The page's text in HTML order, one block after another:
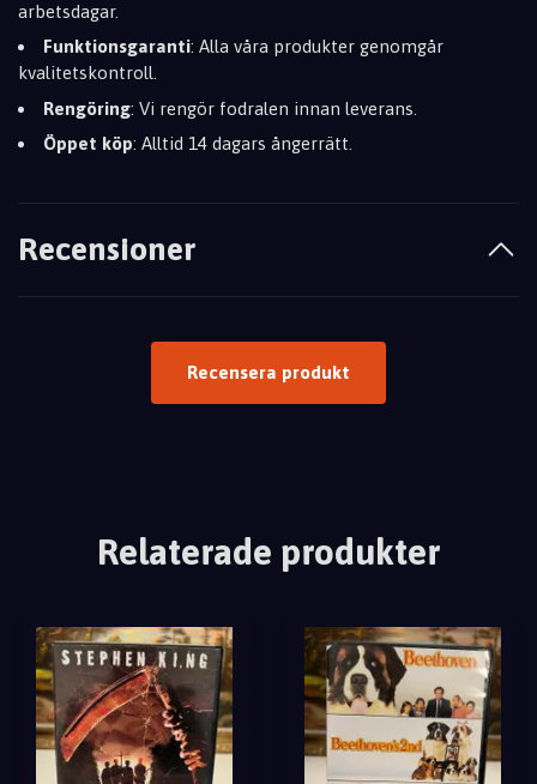
arbetsdagar.
Funktionsgaranti: Alla våra produkter genomgår
kvalitetskontroll.
Rengöring: Vi rengör fodralen innan leverans.
Öppet köp: Alltid 14 dagars ångerrätt.
Recensioner
Recensera produkt
Relaterade produkter